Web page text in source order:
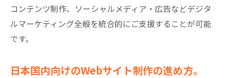
コンテンツ制作、ソーシャルメディア・広告などデジタ
ルマーケティング全般を統合的にご支援することが可能
です。
日本国内向けのWebサイト制作の進め方。